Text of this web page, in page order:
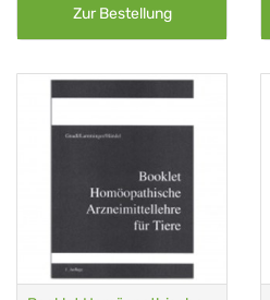
Zur Bestellung